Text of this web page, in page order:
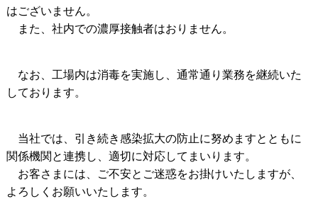
はございません。
また、社内での濃厚接触者はおりません。
なお、工場内は消毒を実施し、通常通り業務を継続いた
しております。
当社では、引き続き感染拡大の防止に努めますとともに
関係機関と連携し、適切に対応してまいります。
お客さまには、ご不安とご迷惑をお掛けいたしますが、
よろしくお願いいたします。